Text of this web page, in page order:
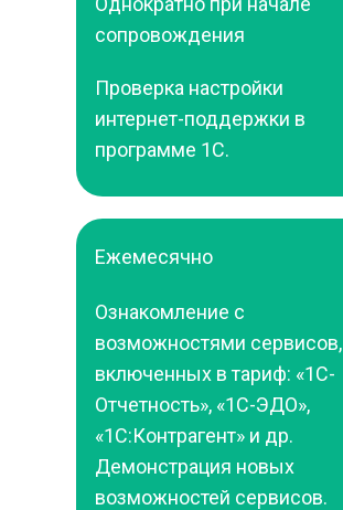
Проверка настройки
интернет-поддержки в
программе 1С.
сопровождения
Ознакомление с
возможностями сервисов,
включенных в тариф: «1С-
Отчетность», «1С-ЭДО»,
«1С:Контрагент» и др.
Демонстрация новых
возможностей сервисов.
Ежемесячно